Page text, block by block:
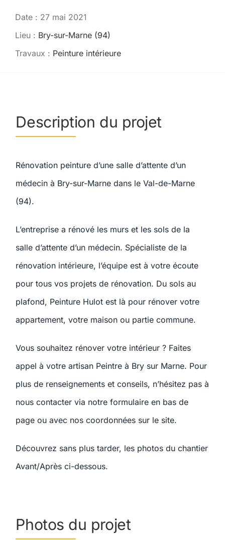
Contact
Date : 27 mai 2021
Lieu : Bry-sur-Marne (94)
Travaux : Peinture intérieure
Description du projet
Rénovation peinture d’une salle d’attente d’un
médecin à Bry-sur-Marne dans le Val-de-Marne
(94).
L’entreprise a rénové les murs et les sols de la
salle d’attente d’un médecin. Spécialiste de la
rénovation intérieure, l’équipe est à votre écoute
pour tous vos projets de rénovation. Du sols au
plafond, Peinture Hulot est là pour rénover votre
appartement, votre maison ou partie commune.
Vous souhaitez rénover votre intérieur ? Faites
appel à votre artisan Peintre à Bry sur Marne. Pour
plus de renseignements et conseils, n’hésitez pas à
nous contacter via notre formulaire en bas de
page ou avec nos coordonnées sur le site.
Découvrez sans plus tarder, les photos du chantier
Avant/Après ci-dessous.
Photos du projet